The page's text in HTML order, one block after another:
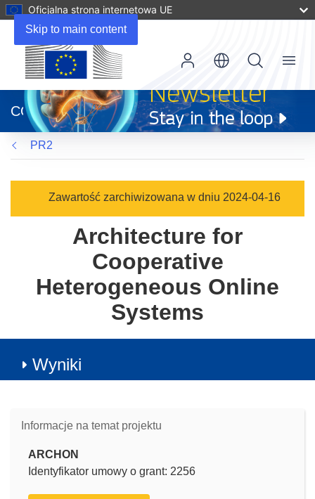
Skip to main content
Oficjalna strona internetowa UE
otworzy
się
w
nowym
oknie)
CORDIS
Menu
PR2
Zawartość zarchiwizowana w dniu 2024-04-16
Architecture for
Cooperative
Heterogeneous Online
Systems
Wyniki
Informacje na temat projektu
ARCHON
Identyfikator umowy o grant: 2256